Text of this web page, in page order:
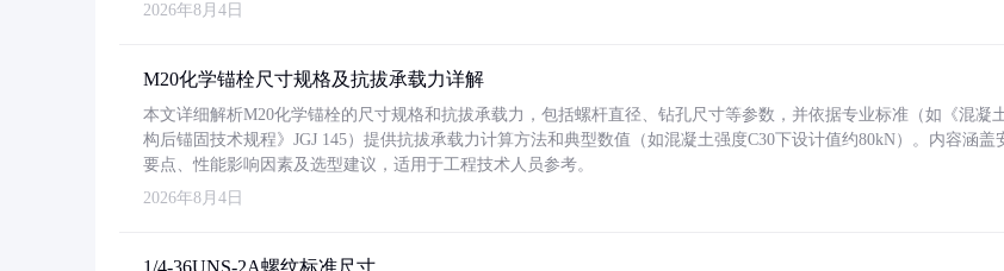
2026年8月4日
M20化学锚栓尺寸规格及抗拔承载力详解
本文详细解析M20化学锚栓的尺寸规格和抗拔承载力，包括螺杆直径、钻孔尺寸等参数，并依据专业标准（如《混凝
构后锚固技术规程》JGJ 145）提供抗拔承载力计算方法和典型数值（如混凝土强度C30下设计值约80kN）。内容涵盖
要点、性能影响因素及选型建议，适用于工程技术人员参考。
2026年8月4日
1/4-36UNS-2A螺纹标准尺寸